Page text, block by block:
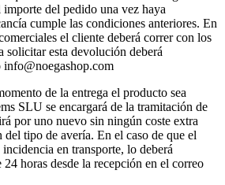
del pedido una vez haya
cumple las condiciones anteriores. En
el cliente deberá correr con los
solicitar esta devolución deberá
de la entrega el producto sea
SLU se encargará de la tramitación de
por uno nuevo sin ningún coste extra
tipo de avería. En el caso de que el
en transporte, lo deberá
horas desde la recepción en el correo